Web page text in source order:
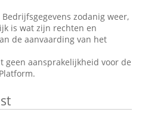
zodanig weer,
is wat zijn rechten en
de aanvaarding van het
geen aansprakelijkheid voor de